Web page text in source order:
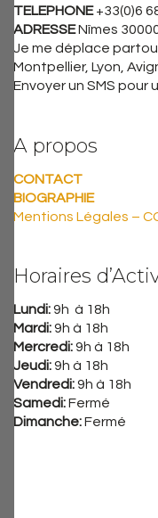
TELEPHONE+33(0)6
ADRESSENîmes
Je me déplace
Montpellier, Lyon,
Envoyer un SMS pour
A propos
CONTACT
BIOGRAPHIE
Mentions Légales –
Horaires
Lundi:9h à 18h
Mardi:9h à 18h
Mercredi:9h à 18h
Jeudi:9h à 18h
Vendredi:9h à 18h
Samedi:Fermé
Dimanche:Fermé